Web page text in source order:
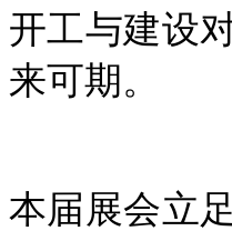
开工与建设
来可期。‌
本届展会立